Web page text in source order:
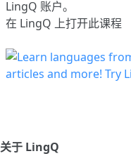
LingQ 账户。
在 LingQ 上打开此课程
关于 LingQ